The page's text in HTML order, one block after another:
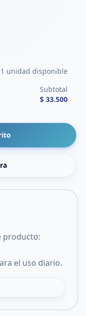
1 unidad disponible
Subtotal
$ 33.500
producto:
el uso diario.